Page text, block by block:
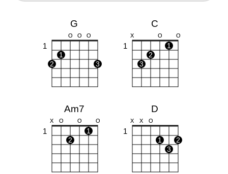
G
O O O
1
1
2
3
C
X O O
1
1
2
3
Am7
X O O O
1
1
2
D
X X O
1
1
2
3